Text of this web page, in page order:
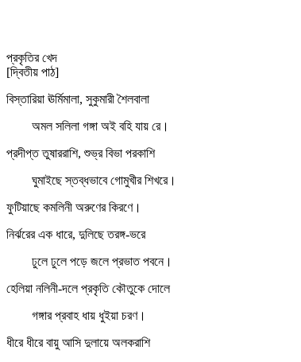
প্রকৃতির খেদ
[দ্বিতীয় পাঠ]
বিস্তারিয়া ঊর্মিমালা, সুকুমারী শৈলবালা
অমল সলিলা গঙ্গা অই বহি যায় রে।
প্রদীপ্ত তুষাররাশি, শুভ্র বিভা পরকাশি
ঘুমাইছে স্তব্ধভাবে গোমুখীর শিখরে।
ফুটিয়াছে কমলিনী অরুণের কিরণে।
নির্ঝরের এক ধারে, দুলিছে তরঙ্গ-ভরে
ঢুলে ঢুলে পড়ে জলে প্রভাত পবনে।
হেলিয়া নলিনী-দলে প্রকৃতি কৌতুকে দোলে
গঙ্গার প্রবাহ ধায় ধুইয়া চরণ।
ধীরে ধীরে বায়ু আসি দুলায়ে অলকরাশি